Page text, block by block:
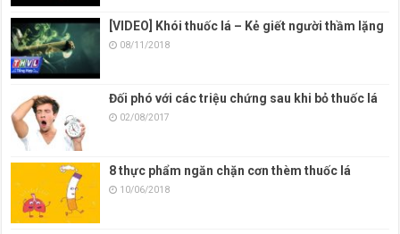
[VIDEO] Khói thuốc lá – Kẻ giết người thầm lặng
08/11/2018
Đối phó với các triệu chứng sau khi bỏ thuốc lá
02/08/2017
8 thực phẩm ngăn chặn cơn thèm thuốc lá
10/06/2018